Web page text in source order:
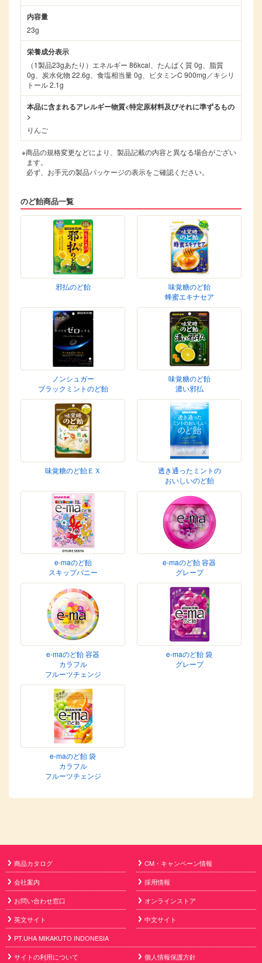
内容量
23g
栄養成分表示
（1製品23gあたり）エネルギー 86kcal、たんぱく質 0g、脂質
0g、炭水化物 22.6g、食塩相当量 0g、ビタミンC 900mg／キシリ
トール 2.1g
本品に含まれるアレルギー物質<特定原材料及びそれに準ずるもの
>
りんご
※商品の規格変更などにより、製品記載の内容と異なる場合がござい
ます。
必ず、お手元の製品パッケージの表示をご確認ください。
のど飴商品一覧
邪払のど飴
味覚糖のど飴
蜂蜜エキナセア
ノンシュガー
ブラックミントのど飴
味覚糖のど飴
濃い邪払
味覚糖のど飴ＥＸ
透き通ったミントの
おいしいのど飴
e-maのど飴
スキップバニー
e-maのど飴 容器
グレープ
e-maのど飴 容器
カラフル
フルーツチェンジ
e-maのど飴 袋
グレープ
e-maのど飴 袋
カラフル
フルーツチェンジ
商品カタログ
CM・キャンペーン情報
会社案内
採用情報
お問い合わせ窓口
オンラインストア
英文サイト
中文サイト
PT.UHA MIKAKUTO INDONESIA
サイトの利用について
個人情報保護方針